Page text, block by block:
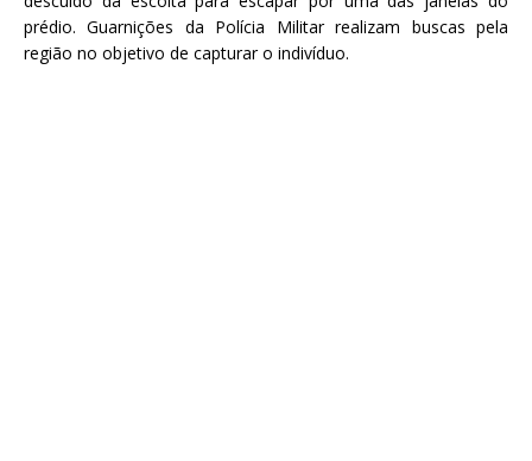
prédio. Guarnições da Polícia Militar realizam buscas pela
região no objetivo de capturar o indivíduo.